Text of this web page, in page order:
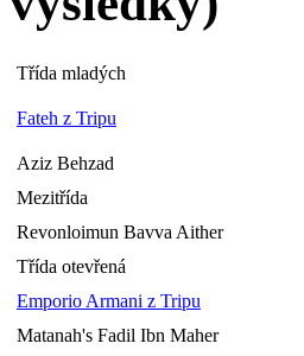
Třída mladých
Fateh z Tripu
Aziz Behzad
Mezitřída
Revonloimun Bavva Aither
Třída otevřená
Emporio Armani z Tripu
Matanah's Fadil Ibn Maher